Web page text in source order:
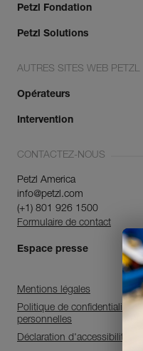
Petzl Fondation
Petzl Solutions
AUTRES SITES WEB PETZL
Opérateurs
Intervention
CONTACTEZ-NOUS
Petzl America
info@petzl.com
(+1) 801 926 1500
Formulaire de contact
Espace presse
Mentions légales
Politique de confidentialité
personnelles
Déclaration d'accessibilité